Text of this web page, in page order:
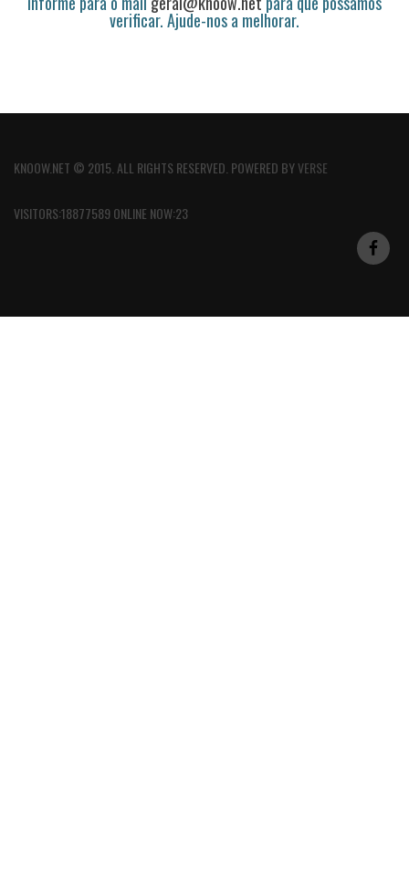
verificar. Ajude-nos a melhorar.
KNOOW.NET © 2015. ALL RIGHTS RESERVED. POWERED BYVERSE
VISITORS:18877589 ONLINE NOW:23